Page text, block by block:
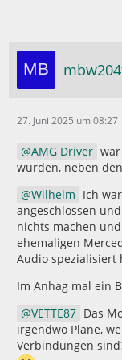
27. Juni 2025 um 08:27
AMG Driver
wurden, neben
Wilhelm Ich
angeschlossen
nichts machen
ehemaligen
Audio spezialisiert
Im Anhag mal ein
VETTE87 Das
irgendwo Pläne,
Verbindungen